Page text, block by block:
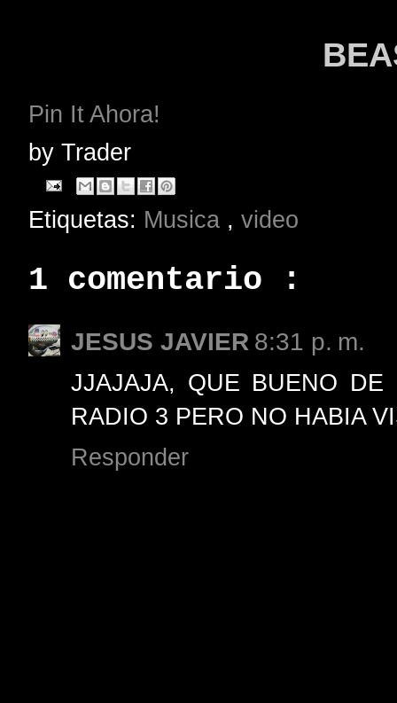
Pin It Ahora!
by Trader
Etiquetas: Musica , video
1 comentario :
JESUS JAVIER 8:31 p. m.
JJAJAJA, QUE BUENO
RADIO 3 PERO NO HABIA
Responder